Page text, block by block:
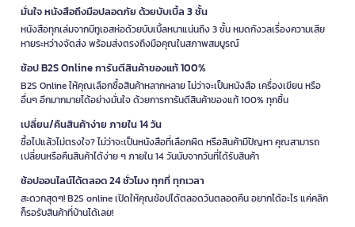
มั่นใจ หนังสือถึงมือปลอดภัย ด้วยบับเบิ้ล 3 ชั้น
หนังสือทุกเล่มจากบีทูเอสห่อด้วยบับเบิ้ลหนาแน่นถึง 3 ชั้น หมดกังวลเรื่องความเสีย
หายระหว่างจัดส่ง พร้อมส่งตรงถึงมือคุณในสภาพสมบูรณ์
ช้อป B2S Online การันตีสินค้าของแท้ 100%
B2S Online ให้คุณเลือกซื้อสินค้าหลากหลาย ไม่ว่าจะเป็นหนังสือ เครื่องเขียน หรือ
อื่นๆ อีกมากมายได้อย่างมั่นใจ ด้วยการการันตีสินค้าของแท้ 100% ทุกชิ้น
เปลี่ยน/คืนสินค้าง่าย ภายใน 14 วัน
ซื้อไปแล้วไม่ตรงใจ? ไม่ว่าจะเป็นหนังสือที่เลือกผิด หรือสินค้ามีปัญหา คุณสามารถ
เปลี่ยนหรือคืนสินค้าได้ง่าย ๆ ภายใน 14 วันนับจากวันที่ได้รับสินค้า
ช้อปออนไลน์ได้ตลอด 24 ชั่วโมง ทุกที่ ทุกเวลา
สะดวกสุดๆ! B2S online เปิดให้คุณช้อปได้ตลอดวันตลอดคืน อยากได้อะไร แค่คลิก
ก็รอรับสินค้าที่บ้านได้เลย!